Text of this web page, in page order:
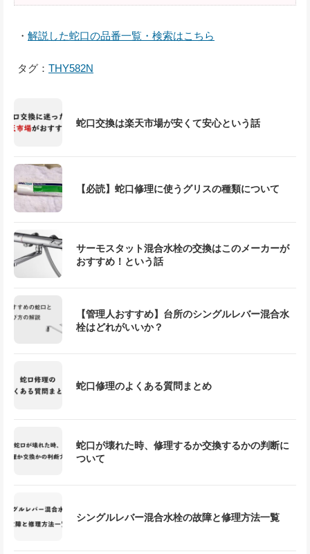
・ 解説した蛇口の品番一覧・検索はこちら
タグ： THY582N
蛇口交換は楽天市場が安くて安心という話
【必読】蛇口修理に使うグリスの種類について
サーモスタット混合水栓の交換はこのメーカーが
おすすめ！という話
【管理人おすすめ】台所のシングルレバー混合水
栓はどれがいいか？
蛇口修理のよくある質問まとめ
蛇口が壊れた時、修理するか交換するかの判断に
ついて
シングルレバー混合水栓の故障と修理方法一覧